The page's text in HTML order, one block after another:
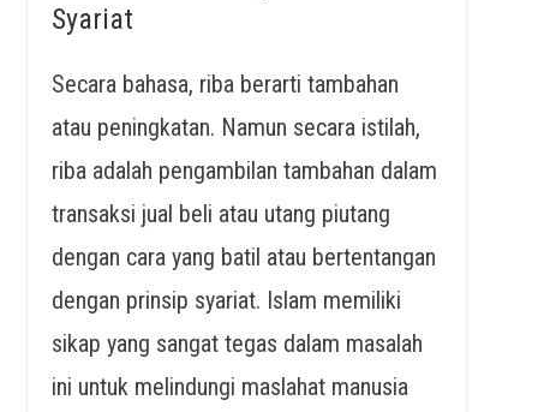
Syariat
Secara bahasa, riba berarti tambahan
atau peningkatan. Namun secara istilah,
riba adalah pengambilan tambahan dalam
transaksi jual beli atau utang piutang
dengan cara yang batil atau bertentangan
dengan prinsip syariat. Islam memiliki
sikap yang sangat tegas dalam masalah
ini untuk melindungi maslahat manusia